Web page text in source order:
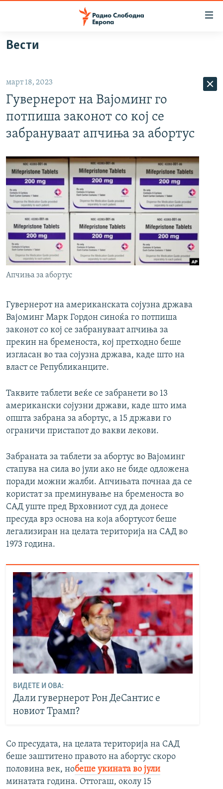
Оди
на
главната
навигација
Премини
на
ВИЗУЕЛНО
ВЕСТИ
ШТО ТРЕБА ДА ЗНАЕТЕ
ПРИЈАВИ СЕ ЗА ЊУЗЛЕТЕР
ПОДКАСТ ЗОШТО?
СЛЕДЕТЕ НЕ
РСЕ веб страници
Вести
март 18, 2023
Гувернерот на Вајоминг го
потпиша законот со кој се
забрануваат апчиња за абортус
Апчиња за абортус
Гувернерот на американската сојузна држава
Вајоминг Марк Гордон синоќа го потпиша
законот со кој се забрануваат апчиња за
прекин на бременоста, кој претходно беше
изгласан во таа сојузна држава, каде што на
власт се Републиканците.
Таквите таблети веќе се забранети во 13
американски сојузни држави, каде што има
општа забрана за абортус, а 15 држави го
ограничи пристапот до вакви лекови.
Забраната за таблети за абортус во Вајоминг
стапува на сила во јули ако не биде одложена
поради можни жалби. Апчињата почнаа да се
користат за преминување на бременоста во
САД уште пред Врховниот суд да донесе
пресуда врз основа на која абортусот беше
легализиран на целата територија на САД во
1973 година.
ВИДЕТЕ И ОВА:
Дали гувернерот Рон ДеСантис е
новиот Трамп?
Со пресудата, на целата територија на САД
беше заштитено правото на абортус скоро
половина век, нобеше укината во јули
минатата година. Оттогаш, околу 15